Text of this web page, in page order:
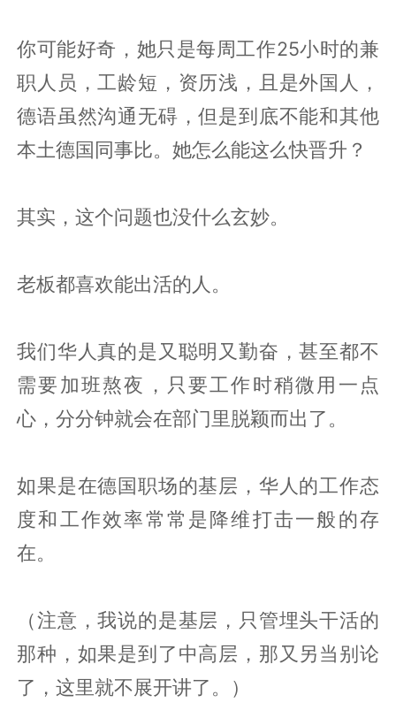
你可能好奇，她只是每周工作25小时的兼
职人员，工龄短，资历浅，且是外国人，
德语虽然沟通无碍，但是到底不能和其他
本土德国同事比。她怎么能这么快晋升？
其实，这个问题也没什么玄妙。
老板都喜欢能出活的人。
我们华人真的是又聪明又勤奋，甚至都不
需要加班熬夜，只要工作时稍微用一点
心，分分钟就会在部门里脱颖而出了。
如果是在德国职场的基层，华人的工作态
度和工作效率常常是降维打击一般的存
在。
（注意，我说的是基层，只管埋头干活的
那种，如果是到了中高层，那又另当别论
了，这里就不展开讲了。）